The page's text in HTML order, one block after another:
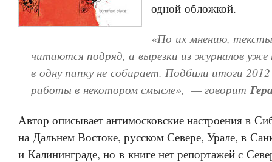
одной обложкой.
«По их мнению,
читаются подряд, а вырезки из журналов уже
в одну папку не собирает. Подбили итоги
работы в некотором смысле», — говорит
Автор описывает антимосковские настроения в
на Дальнем Востоке, русском Севере, Урале, в
и Калининграде, но в книге нет репортажей с